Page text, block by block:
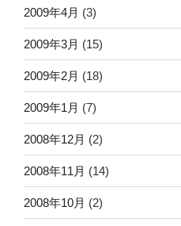
2009年4月 (3)
2009年3月 (15)
2009年2月 (18)
2009年1月 (7)
2008年12月 (2)
2008年11月 (14)
2008年10月 (2)